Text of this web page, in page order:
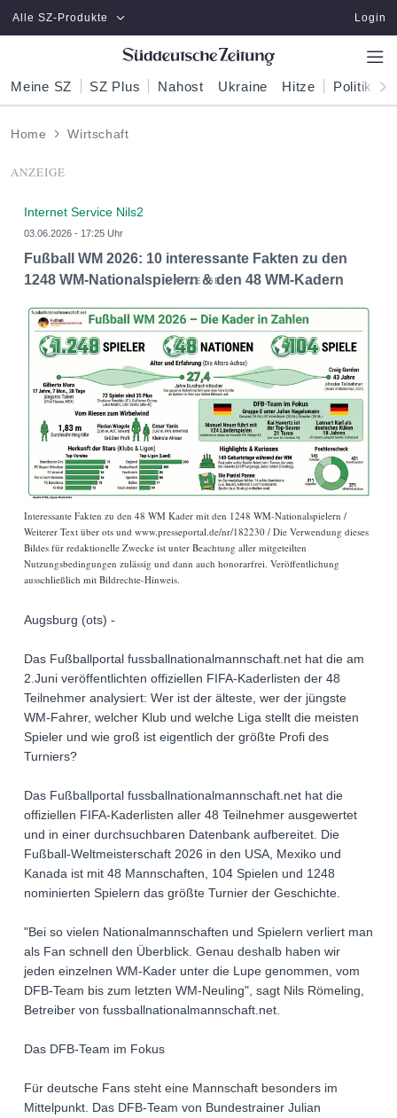
Zum Hauptinhalt springen
Alle SZ-Produkte Login
Meine SZ SZ Plus Nahost Ukraine Hitze Politik
Home Wirtschaft
ANZEIGE
Internet Service Nils2
03.06.2026 - 17:25 Uhr
Fußball WM 2026: 10 interessante Fakten zu den
1248 WM-Nationalspielern & den 48 WM-Kadern
Interessante Fakten zu den 48 WM Kader mit den 1248 WM-Nationalspielern /
Weiterer Text über ots und www.presseportal.de/nr/182230 / Die Verwendung dieses
Bildes für redaktionelle Zwecke ist unter Beachtung aller mitgeteilten
Nutzungsbedingungen zulässig und dann auch honorarfrei. Veröffentlichung
ausschließlich mit Bildrechte-Hinweis.
Augsburg (ots) -
Das Fußballportal fussballnationalmannschaft.net hat die am
2.Juni veröffentlichten offiziellen FIFA-Kaderlisten der 48
Teilnehmer analysiert: Wer ist der älteste, wer der jüngste
WM-Fahrer, welcher Klub und welche Liga stellt die meisten
Spieler und wie groß ist eigentlich der größte Profi des
Turniers?
Das Fußballportal fussballnationalmannschaft.net hat die
offiziellen FIFA-Kaderlisten aller 48 Teilnehmer ausgewertet
und in einer durchsuchbaren Datenbank aufbereitet. Die
Fußball-Weltmeisterschaft 2026 in den USA, Mexiko und
Kanada ist mit 48 Mannschaften, 104 Spielen und 1248
nominierten Spielern das größte Turnier der Geschichte.
"Bei so vielen Nationalmannschaften und Spielern verliert man
als Fan schnell den Überblick. Genau deshalb haben wir
jeden einzelnen WM-Kader unter die Lupe genommen, vom
DFB-Team bis zum letzten WM-Neuling", sagt Nils Römeling,
Betreiber von fussballnationalmannschaft.net.
Das DFB-Team im Fokus
Für deutsche Fans steht eine Mannschaft besonders im
Mittelpunkt. Das DFB-Team von Bundestrainer Julian